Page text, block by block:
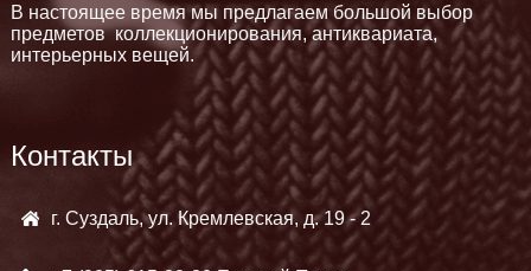
В настоящее время мы предлагаем большой выбор
предметов коллекционирования, антиквариата,
интерьерных вещей.
Контакты
г. Суздаль, ул. Кремлевская, д. 19 - 2